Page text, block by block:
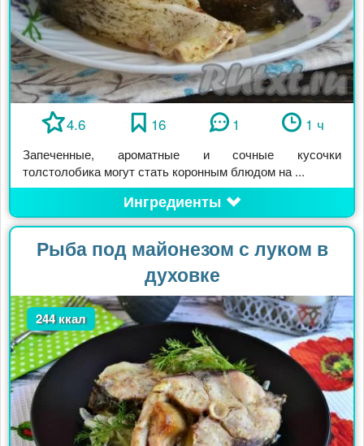
4.6 16 1 1 ч
Запеченные, ароматные и сочные кусочки
толстолобика могут стать коронным блюдом на ...
Ингредиенты
Рыба под майонезом с луком в
духовке
244 ккал